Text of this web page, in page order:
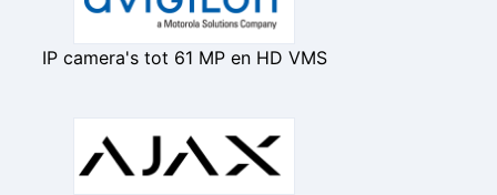
IP camera's tot 61 MP en HD VMS